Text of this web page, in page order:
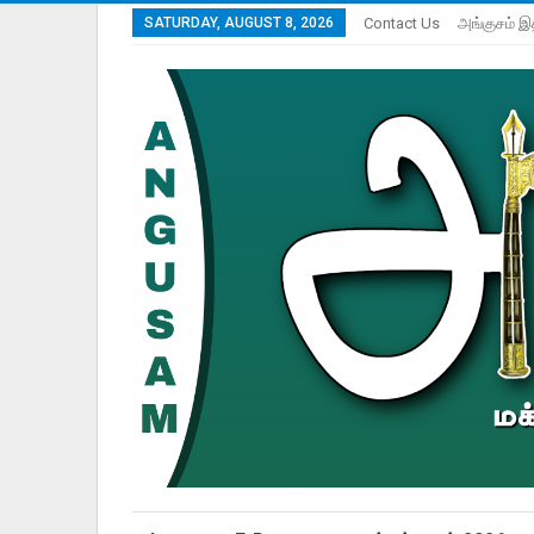
SATURDAY, AUGUST 8, 2026 Contact Us அங்குசம்